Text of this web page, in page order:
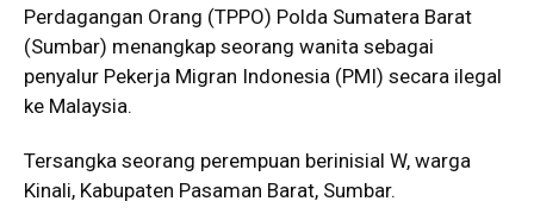
Perdagangan Orang (TPPO) Polda Sumatera Barat
(Sumbar) menangkap seorang wanita sebagai
penyalur Pekerja Migran Indonesia (PMI) secara ilegal
ke Malaysia.
Tersangka seorang perempuan berinisial W, warga
Kinali, Kabupaten Pasaman Barat, Sumbar.